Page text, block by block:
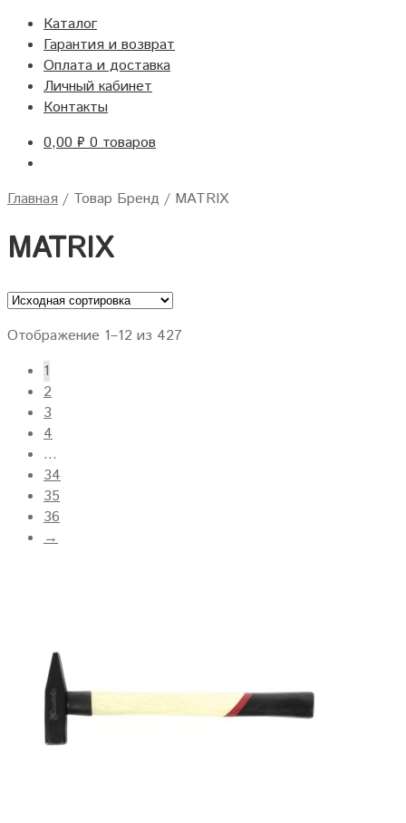
Каталог
Гарантия и возврат
Оплата и доставка
Личный кабинет
Контакты
0,00₽ 0 товаров
Главная / Товар Бренд / MATRIX
MATRIX
Отображение 1–12 из 427
1
2
3
4
…
34
35
36
→